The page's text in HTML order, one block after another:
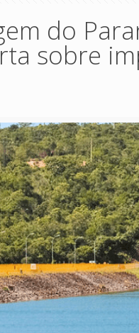
do
sobre